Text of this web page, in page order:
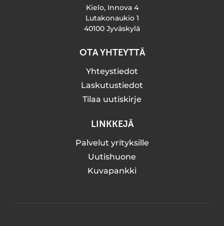
Kielo, Innova 4
Lutakonaukio 1
40100 Jyväskylä
OTA YHTEYTTÄ
Yhteystiedot
Laskutustiedot
Tilaa uutiskirje
LINKKEJÄ
Palvelut yrityksille
Uutishuone
Kuvapankki